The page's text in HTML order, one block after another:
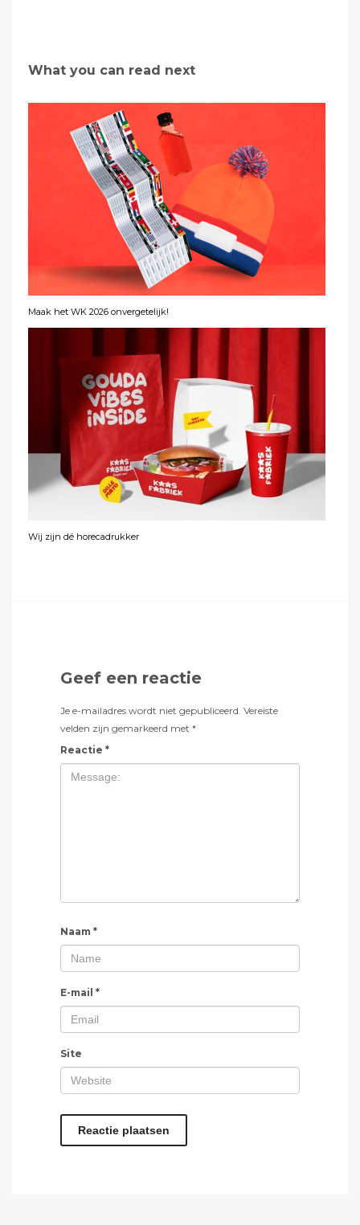
What you can read next
Maak het WK 2026 onvergetelijk!
Wij zijn dé horecadrukker
Geef een reactie
Je e-mailadres wordt niet gepubliceerd. Vereiste
velden zijn gemarkeerd met *
Reactie *
Naam *
E-mail *
Site